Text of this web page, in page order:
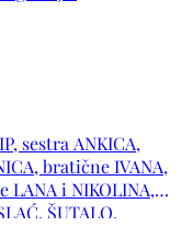
sestra ANKICA,
bratične IVANA,
LANA i NIKOLINA,
ŠUTALO,